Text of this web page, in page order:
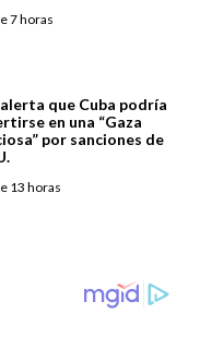
7 horas
que Cuba podría
en una “Gaza
por sanciones de
13 horas